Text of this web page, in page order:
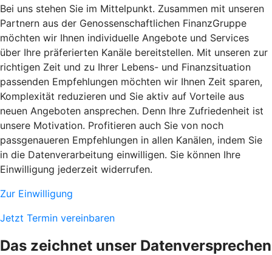
Bei uns stehen Sie im Mittelpunkt. Zusammen mit unseren
Partnern aus der Genossenschaftlichen FinanzGruppe
möchten wir Ihnen individuelle Angebote und Services
über Ihre präferierten Kanäle bereitstellen. Mit unseren zur
richtigen Zeit und zu Ihrer Lebens- und Finanzsituation
passenden Empfehlungen möchten wir Ihnen Zeit sparen,
Komplexität reduzieren und Sie aktiv auf Vorteile aus
neuen Angeboten ansprechen. Denn Ihre Zufriedenheit ist
unsere Motivation. Profitieren auch Sie von noch
passgenaueren Empfehlungen in allen Kanälen, indem Sie
in die Datenverarbeitung einwilligen. Sie können Ihre
Einwilligung jederzeit widerrufen.
Zur Einwilligung
Jetzt Termin vereinbaren
Das zeichnet unser Datenversprechen